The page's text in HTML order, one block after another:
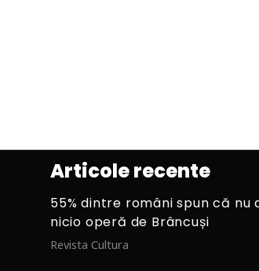
Articole recente
55% dintre români spun că nu
nicio operă de Brâncuși
Revista Cultura